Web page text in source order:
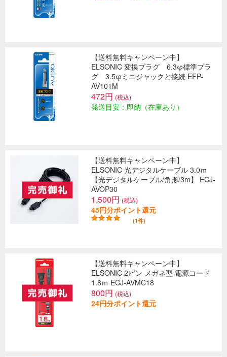
【送料無料キャンペーン中】
ELSONIC 変換プラグ 6.3φ標準プラ
グ 3.5φミニジャックと接続 EFP-
AV101M
472円 (税込)
発送目安：即納（在庫あり）
【送料無料キャンペーン中】
ELSONIC 光デジタルケーブル 3.0ｍ
【光デジタルケーブル/角形/3m】 ECJ-
AVOP30
1,500円 (税込)
45円分ポイント還元
(1件)
【送料無料キャンペーン中】
ELSONIC 2ピン メガネ型 電源コード
1.8ｍ ECJ-AVMC18
800円 (税込)
24円分ポイント還元